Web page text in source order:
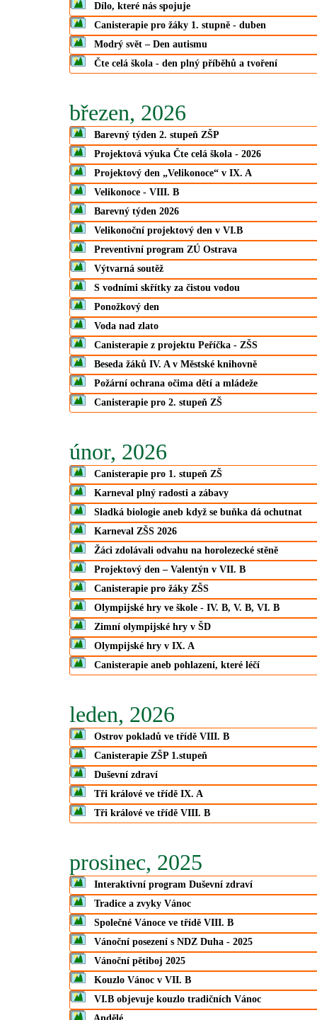
Dílo, které nás spojuje
Canisterapie pro žáky 1. stupně - duben
Modrý svět – Den autismu
Čte celá škola - den plný příběhů a tvoření
březen, 2026
Barevný týden 2. stupeň ZŠP
Projektová výuka Čte celá škola - 2026
Projektový den „Velikonoce“ v IX. A
Velikonoce - VIII. B
Barevný týden 2026
Velikonoční projektový den v VI.B
Preventivní program ZÚ Ostrava
Výtvarná soutěž
S vodními skřítky za čistou vodou
Ponožkový den
Voda nad zlato
Canisterapie z projektu Peříčka - ZŠS
Beseda žáků IV. A v Městské knihovně
Požární ochrana očima dětí a mládeže
Canisterapie pro 2. stupeň ZŠ
únor, 2026
Canisterapie pro 1. stupeň ZŠ
Karneval plný radosti a zábavy
Sladká biologie aneb když se buňka dá ochutnat
Karneval ZŠS 2026
Žáci zdolávali odvahu na horolezecké stěně
Projektový den – Valentýn v VII. B
Canisterapie pro žáky ZŠS
Olympijské hry ve škole - IV. B, V. B, VI. B
Zimní olympijské hry v ŠD
Olympijské hry v IX. A
Canisterapie aneb pohlazení, které léčí
leden, 2026
Ostrov pokladů ve třídě VIII. B
Canisterapie ZŠP 1.stupeň
Duševní zdraví
Tři králové ve třídě IX. A
Tři králové ve třídě VIII. B
prosinec, 2025
Interaktivní program Duševní zdraví
Tradice a zvyky Vánoc
Společné Vánoce ve třídě VIII. B
Vánoční posezení s NDZ Duha - 2025
Vánoční pětiboj 2025
Kouzlo Vánoc v VII. B
VI.B objevuje kouzlo tradičních Vánoc